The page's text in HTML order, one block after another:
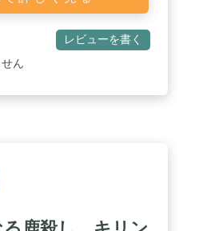
レビューを書く
ん